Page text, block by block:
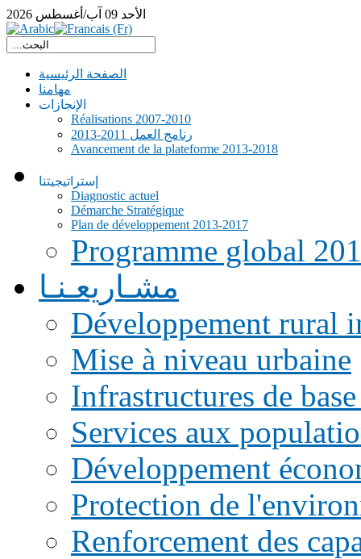
الأحد 09 آب/أغسطس 2026
الصفحة الرئيسية
مهامنا
الإنجازات
Réalisations 2007-2010
رنامج العمل 2011-2013
Avancement de la plateforme 2013-2018
إستراتيجيتنا
Diagnostic actuel
Démarche Stratégique
Plan de développement 2013-2017
Programme global
مشـاريعـنـا
Développement rural
Mise à niveau urbaine
Infrastructures de
Services aux
Développement
Protection de
Renforcement des